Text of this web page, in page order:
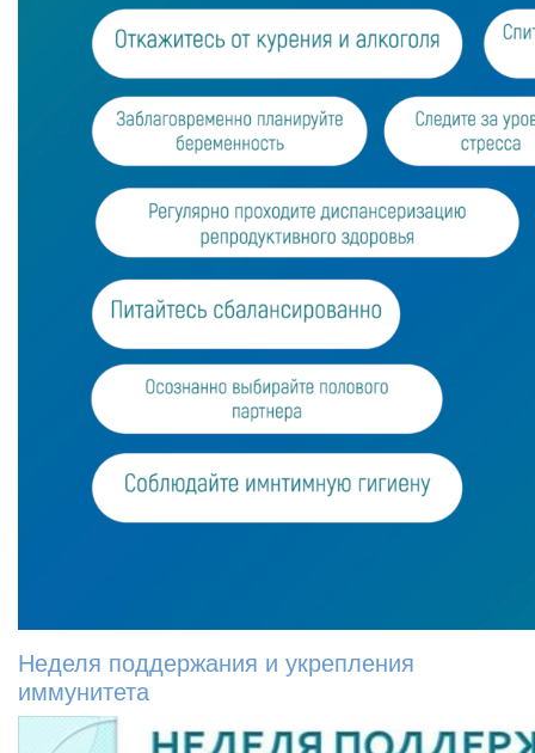
Неделя поддержания и укрепления
иммунитета